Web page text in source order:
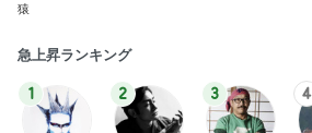
猿
急上昇ランキング
1 2 3 4